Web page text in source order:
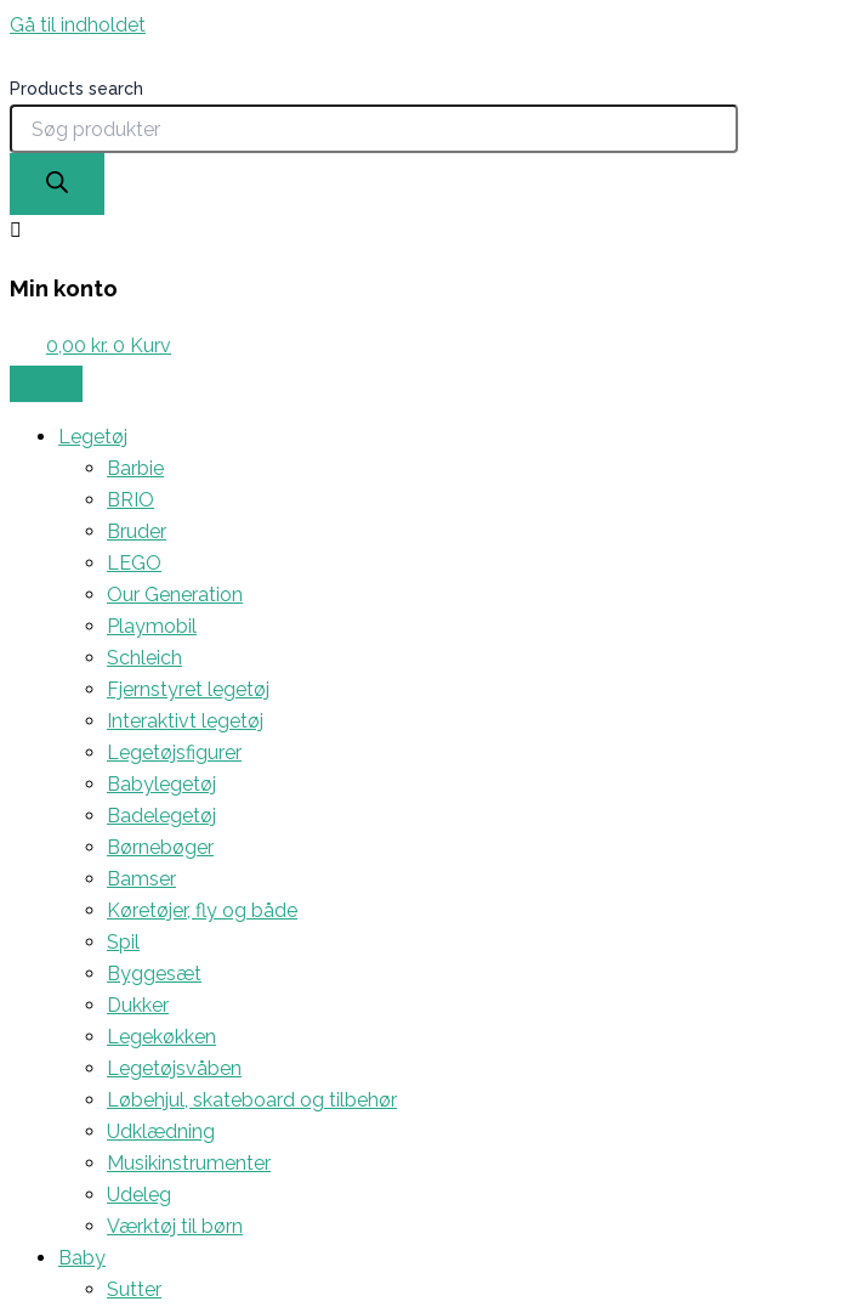
Gå til indholdet
Products search
Min konto
0,00 kr. 0 Kurv
Legetøj
Barbie
BRIO
Bruder
LEGO
Our Generation
Playmobil
Schleich
Fjernstyret legetøj
Interaktivt legetøj
Legetøjsfigurer
Babylegetøj
Badelegetøj
Børnebøger
Bamser
Køretøjer, fly og både
Spil
Byggesæt
Dukker
Legekøkken
Legetøjsvåben
Løbehjul, skateboard og tilbehør
Udklædning
Musikinstrumenter
Udeleg
Værktøj til børn
Baby
Sutter